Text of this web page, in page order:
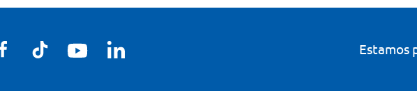
Estamos